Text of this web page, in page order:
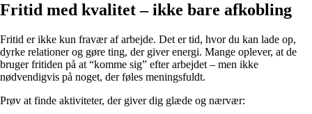
Fritid med kvalitet – ikke bare afkobling
Fritid er ikke kun fravær af arbejde. Det er tid, hvor du kan lade op,
dyrke relationer og gøre ting, der giver energi. Mange oplever, at de
bruger fritiden på at “komme sig” efter arbejdet – men ikke
nødvendigvis på noget, der føles meningsfuldt.
Prøv at finde aktiviteter, der giver dig glæde og nærvær: